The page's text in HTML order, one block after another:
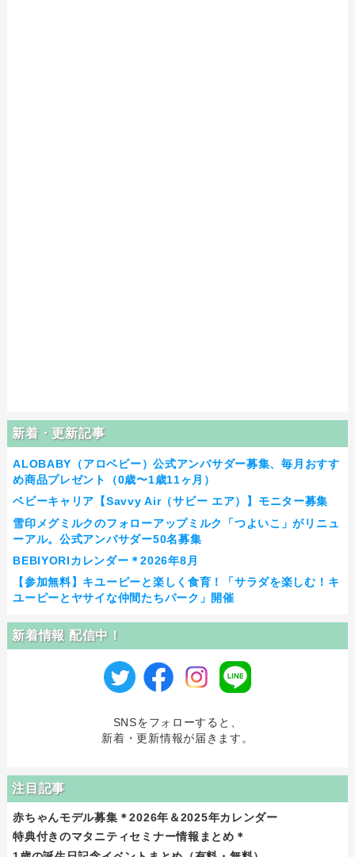
新着・更新記事
ALOBABY（アロベビー）公式アンバサダー募集、毎月おすす
め商品プレゼント（0歳〜1歳11ヶ月）
ベビーキャリア【Savvy Air（サビー エア）】モニター募集
雪印メグミルクのフォローアップミルク「つよいこ」がリニュ
ーアル。公式アンバサダー50名募集
BEBIYORIカレンダー＊2026年8月
【参加無料】キユーピーと楽しく食育！「サラダを楽しむ！キ
ユーピーとヤサイな仲間たちパーク」開催
新着情報 配信中！
SNSをフォローすると、
新着・更新情報が届きます。
注目記事
赤ちゃんモデル募集＊2026年＆2025年カレンダー
特典付きのマタニティセミナー情報まとめ＊